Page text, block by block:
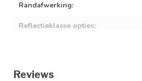
Randafwerking:
Reflectieklasse opties:
Reviews